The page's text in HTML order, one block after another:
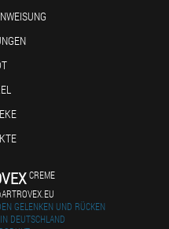
CREME
GELENKEN UND RÜCKEN
DEUTSCHLAND